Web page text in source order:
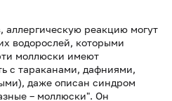
аллергическую реакцию могут
водорослей, которыми
моллюски имеют
с тараканами, дафниями,
даже описан синдром
– моллюски". Он